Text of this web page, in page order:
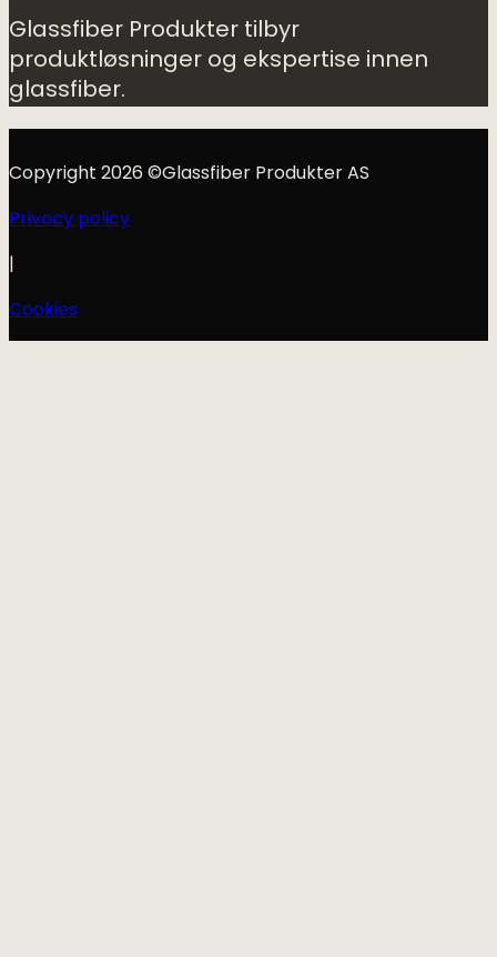
Glassfiber Produkter tilbyr
produktløsninger og ekspertise innen
glassfiber.
Copyright 2026 ©Glassfiber Produkter AS
Privacy policy
|
Cookies